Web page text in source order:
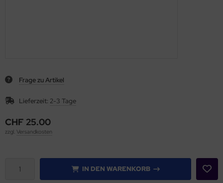
Frage zu Artikel
Lieferzeit: 2-3 Tage
CHF 25.00
zzgl. Versandkosten
IN DEN WARENKORB